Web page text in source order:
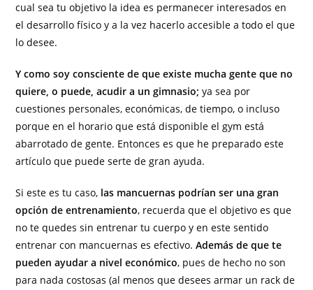
cual sea tu objetivo la idea es permanecer interesados en
el desarrollo físico y a la vez hacerlo accesible a todo el que
lo desee.
Y como soy consciente de que existe mucha gente que no
quiere, o puede, acudir a un gimnasio; ya sea por
cuestiones personales, económicas, de tiempo, o incluso
porque en el horario que está disponible el gym está
abarrotado de gente. Entonces es que he preparado este
artículo que puede serte de gran ayuda.
Si este es tu caso, las mancuernas podrían ser una gran
opción de entrenamiento, recuerda que el objetivo es que
no te quedes sin entrenar tu cuerpo y en este sentido
entrenar con mancuernas es efectivo.Además de que te
pueden ayudar a nivel económico, pues de hecho no son
para nada costosas (al menos que desees armar un rack de